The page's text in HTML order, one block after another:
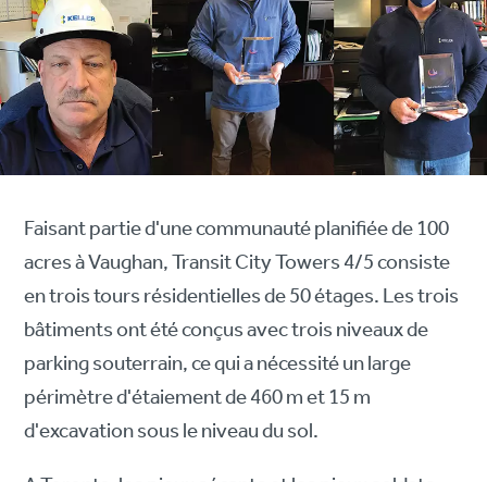
Faisant partie d'une communauté planifiée de 100
acres à Vaughan, Transit City Towers 4/5 consiste
en trois tours résidentielles de 50 étages. Les trois
bâtiments ont été conçus avec trois niveaux de
parking souterrain, ce qui a nécessité un large
périmètre d'étaiement de 460 m et 15 m
d'excavation sous le niveau du sol.